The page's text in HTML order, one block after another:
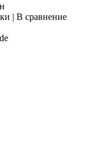
| В сравнение